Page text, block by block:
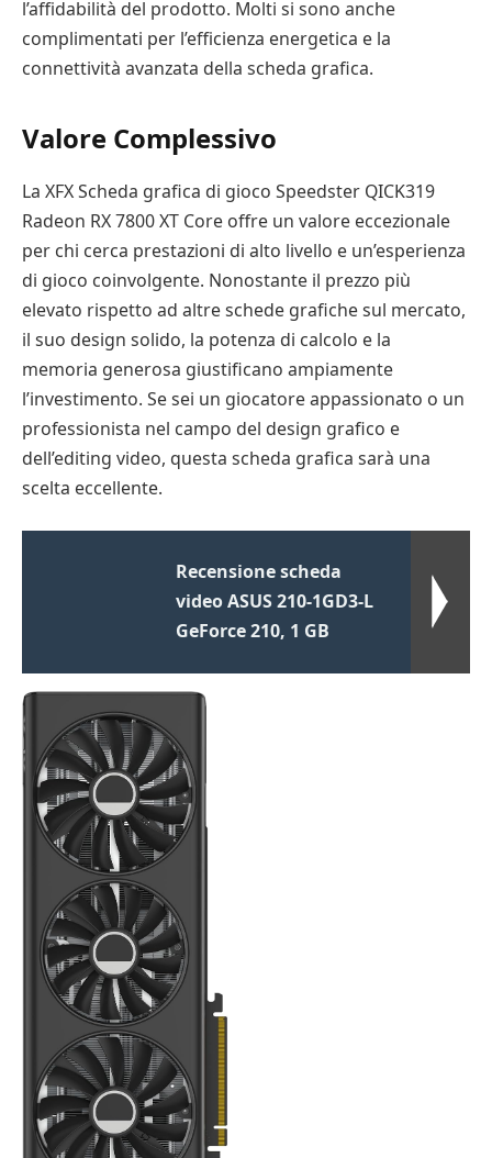
l’affidabilità del prodotto. Molti si sono anche
complimentati per l’efficienza energetica e la
connettività avanzata della scheda grafica.
Valore Complessivo
La XFX Scheda grafica di gioco Speedster QICK319
Radeon RX 7800 XT Core offre un valore eccezionale
per chi cerca prestazioni di alto livello e un’esperienza
di gioco coinvolgente. Nonostante il prezzo più
elevato rispetto ad altre schede grafiche sul mercato,
il suo design solido, la potenza di calcolo e la
memoria generosa giustificano ampiamente
l’investimento. Se sei un giocatore appassionato o un
professionista nel campo del design grafico e
dell’editing video, questa scheda grafica sarà una
scelta eccellente.
Recensione scheda
video ASUS 210-1GD3-L
GeForce 210, 1 GB